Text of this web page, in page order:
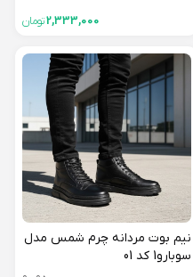
2,333,000تومان
نیم بوت مردانه چرم شمس مدل
سوبارو1 کد 01